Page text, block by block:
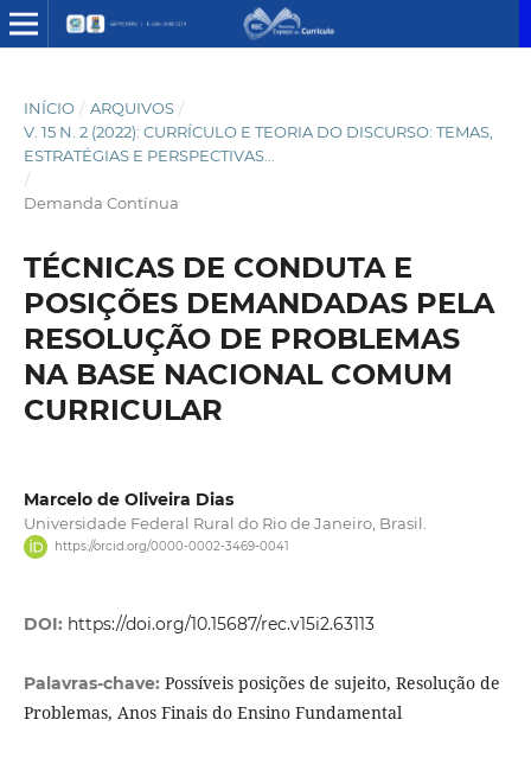
INÍCIO / ARQUIVOS /
V. 15 N. 2 (2022): CURRÍCULO E TEORIA DO DISCURSO: TEMAS,
ESTRATÉGIAS E PERSPECTIVAS...
/
Demanda Contínua
TÉCNICAS DE CONDUTA E
POSIÇÕES DEMANDADAS PELA
RESOLUÇÃO DE PROBLEMAS
NA BASE NACIONAL COMUM
CURRICULAR
Marcelo de Oliveira Dias
Universidade Federal Rural do Rio de Janeiro, Brasil.
https://orcid.org/0000-0002-3469-0041
DOI: https://doi.org/10.15687/rec.v15i2.63113
Palavras-chave: Possíveis posições de sujeito, Resolução de
Problemas, Anos Finais do Ensino Fundamental